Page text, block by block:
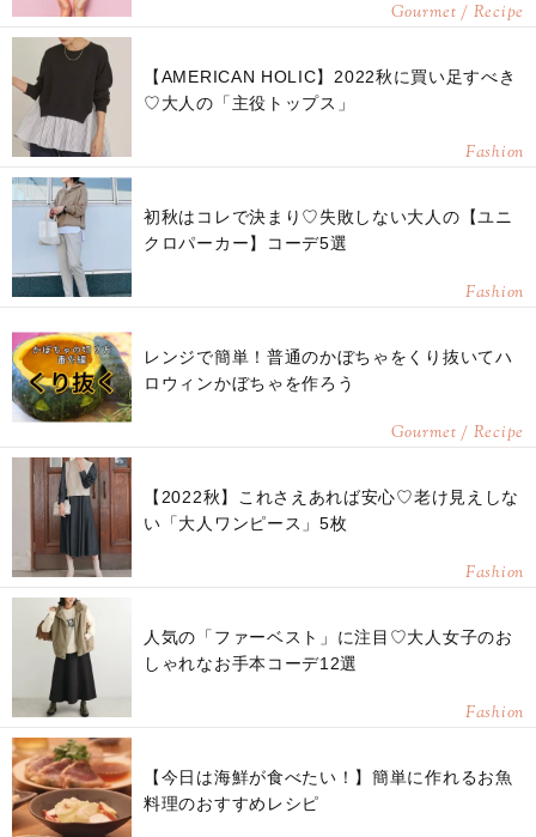
Gourmet / Recipe
【AMERICAN HOLIC】2022秋に買い足すべき
♡大人の「主役トップス」
Fashion
初秋はコレで決まり♡失敗しない大人の【ユニ
クロパーカー】コーデ5選
Fashion
レンジで簡単！普通のかぼちゃをくり抜いてハ
ロウィンかぼちゃを作ろう
Gourmet / Recipe
【2022秋】これさえあれば安心♡老け見えしな
い「大人ワンピース」5枚
Fashion
人気の「ファーベスト」に注目♡大人女子のお
しゃれなお手本コーデ12選
Fashion
【今日は海鮮が食べたい！】簡単に作れるお魚
料理のおすすめレシピ